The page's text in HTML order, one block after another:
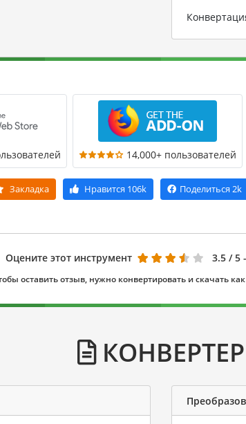
14,000+ пользователей
Закладка Нравится 106k Поделиться 2k
Оцените этот инструмент 3.5 / 5
оставить отзыв, нужно конвертировать и скачать
КОНВЕРТЕР